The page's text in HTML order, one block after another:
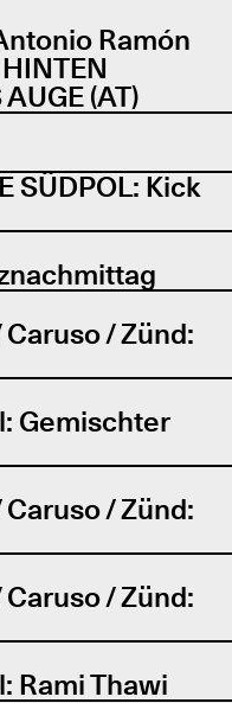
Ramón
(AT)
SÜDPOL: Kick
/ Zünd:
Gemischter
/ Zünd:
/ Zünd:
Rami Thawi